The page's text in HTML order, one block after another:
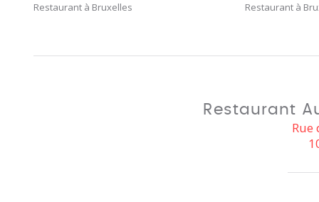
Restaurant à Bruxelles Restaurant à
Restaurant
Rue